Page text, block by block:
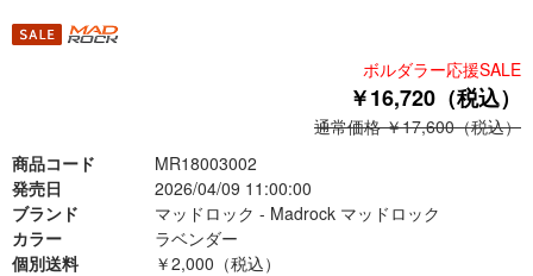
ボルダラー応援SALE
￥16,720（税込）
通常価格 ￥17,600（税込）
商品コード
MR18003002
発売日
2026/04/09 11:00:00
ブランド
マッドロック - Madrock マッドロック
カラー
ラベンダー
個別送料
￥2,000（税込）